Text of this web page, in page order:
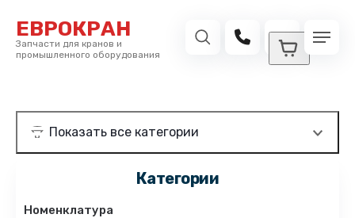
ЕВРОКРАН
Запчасти для кранов и
промышленного оборудования
Категории
Номенклатура